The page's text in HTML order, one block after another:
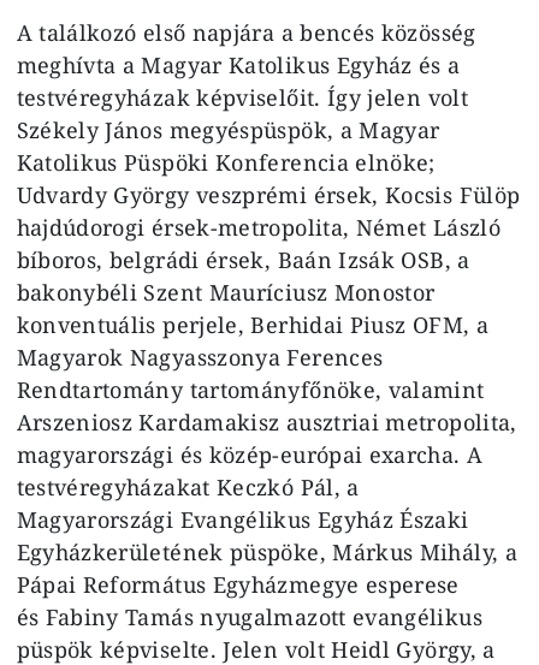
A találkozó első napjára a bencés közösség
meghívta a Magyar Katolikus Egyház és a
testvéregyházak képviselőit. Így jelen volt
Székely János megyéspüspök, a Magyar
Katolikus Püspöki Konferencia elnöke;
Udvardy György veszprémi érsek, Kocsis Fülöp
hajdúdorogi érsek-metropolita, Német László
bíboros, belgrádi érsek, Baán Izsák OSB, a
bakonybéli Szent Mauríciusz Monostor
konventuális perjele, Berhidai Piusz OFM, a
Magyarok Nagyasszonya Ferences
Rendtartomány tartományfőnöke, valamint
Arszeniosz Kardamakisz ausztriai metropolita,
magyarországi és közép-európai exarcha. A
testvéregyházakat Keczkó Pál, a
Magyarországi Evangélikus Egyház Északi
Egyházkerületének püspöke, Márkus Mihály, a
Pápai Református Egyházmegye esperese
és Fabiny Tamás nyugalmazott evangélikus
püspök képviselte. Jelen volt Heidl György, a